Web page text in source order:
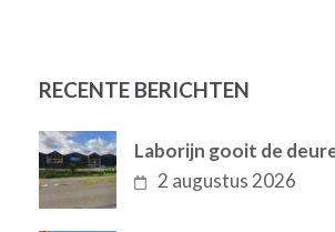
RECENTE BERICHTEN
Laborijn gooit de
2 augustus 2026